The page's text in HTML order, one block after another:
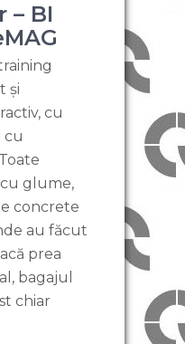
– BI
și
cu
cu
glume,
concrete
au făcut
prea
bagajul
chiar